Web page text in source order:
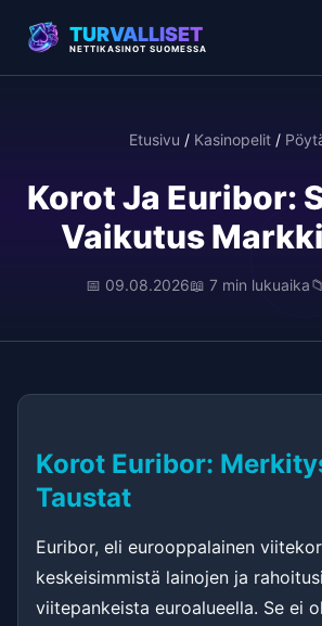
TURVALLISET
NETTIKASINOT SUOMESSA
Etusivu / Kasinopelit /
Korot Ja Euribor:
Vaikutus
📅 09.08.2026📖 7 min lukuaika
Korot Euribor:
Taustat
Euribor, eli eurooppalainen
keskeisimmistä lainojen ja
viitepankeista euroalueella. Se ei